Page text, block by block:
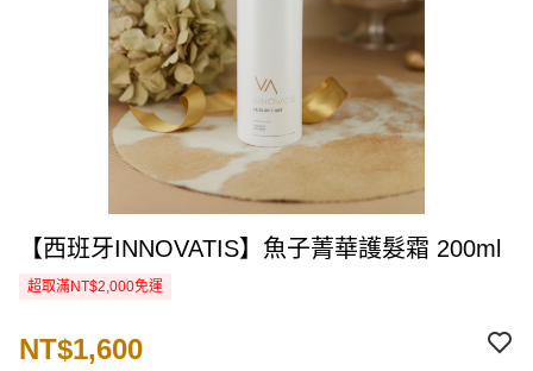
【西班牙INNOVATIS】魚子菁華護髮霜 200ml
超取滿NT$2,000免運
NT$1,600